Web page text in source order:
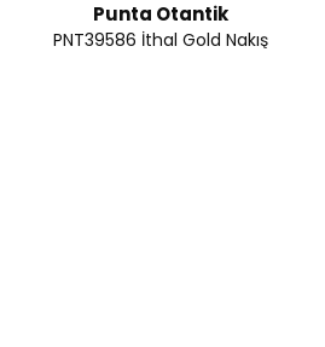
Punta Otantik
PNT39586 İthal Gold Nakış